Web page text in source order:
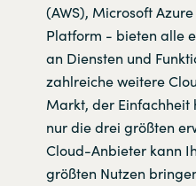
(AWS), Microsoft
Platform - bieten alle
an Diensten und
zahlreiche weitere
Markt, der
nur die drei größten
Cloud-Anbieter kann
größten Nutzen